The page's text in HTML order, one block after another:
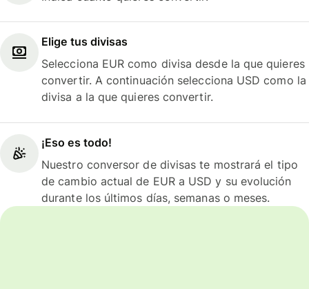
Elige tus divisas
Selecciona EUR como divisa desde la que quieres
convertir. A continuación selecciona USD como la
divisa a la que quieres convertir.
¡Eso es todo!
Nuestro conversor de divisas te mostrará el tipo
de cambio actual de EUR a USD y su evolución
durante los últimos días, semanas o meses.